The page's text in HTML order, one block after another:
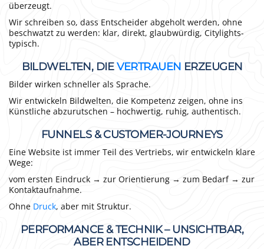
überzeugt.
Wir schreiben so, dass Entscheider abgeholt werden, ohne
beschwatzt zu werden: klar, direkt, glaubwürdig, Citylights-
typisch.
BILDWELTEN, DIEVERTRAUEN ERZEUGEN
Bilder wirken schneller als Sprache.
Wir entwickeln Bildwelten, die Kompetenz zeigen, ohne ins
Künstliche abzurutschen – hochwertig, ruhig, authentisch.
FUNNELS & CUSTOMER-JOURNEYS
Eine Website ist immer Teil des Vertriebs, wir entwickeln klare
Wege:
vom ersten Eindruck → zur Orientierung → zum Bedarf → zur
Kontaktaufnahme.
Ohne Druck, aber mit Struktur.
PERFORMANCE & TECHNIK – UNSICHTBAR,
ABER ENTSCHEIDEND